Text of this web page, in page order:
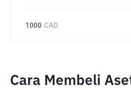
1000 CAD
Cara Membeli